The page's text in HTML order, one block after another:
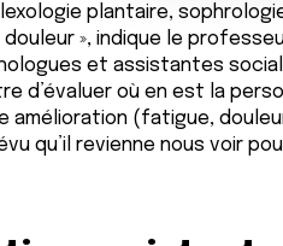
o
n
s
e
plantaire,
», indique le
et assistantes
d’évaluer où en est la
amélioration (fatigue,
qu’il revienne nous voir